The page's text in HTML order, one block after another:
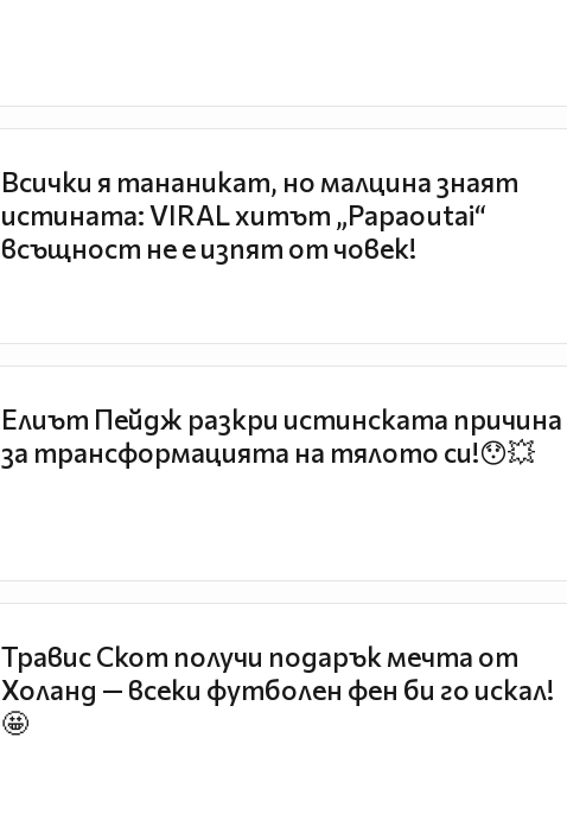
Всички я тананикат, но малцина знаят
истината: VIRAL хитът „Papaoutai“
всъщност не е изпят от човек!
Елиът Пейдж разкри истинската причина
за трансформацията на тялото си!😯💥
Травис Скот получи подарък мечта от
Холанд — всеки футболен фен би го искал!
🤩